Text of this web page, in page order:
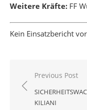
Weitere Kräfte: FF
Kein Einsatzbericht
Previous Post
KILIANI